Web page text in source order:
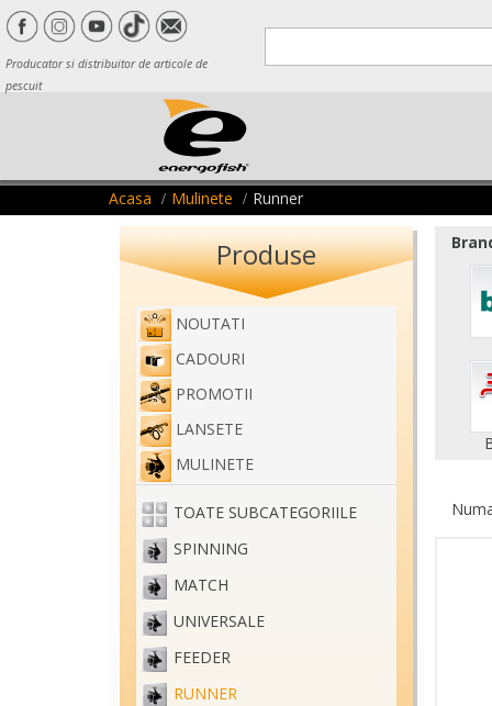
Producator si distribuitor de articole de
pescuit
Acasa Mulinete Runner
Produse
NOUTATI
CADOURI
PROMOTII
LANSETE
MULINETE
TOATE SUBCATEGORIILE
SPINNING
MATCH
UNIVERSALE
FEEDER
RUNNER